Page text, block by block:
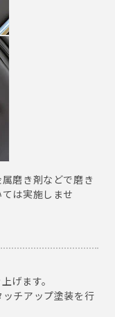
磨き剤などで磨き
は実施しませ
げます。
チアップ塗装を行